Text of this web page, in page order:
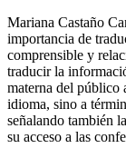
Mariana Castaño
importancia de
comprensible y
traducir la
materna del público
idioma, sino a
señalando también
su acceso a las